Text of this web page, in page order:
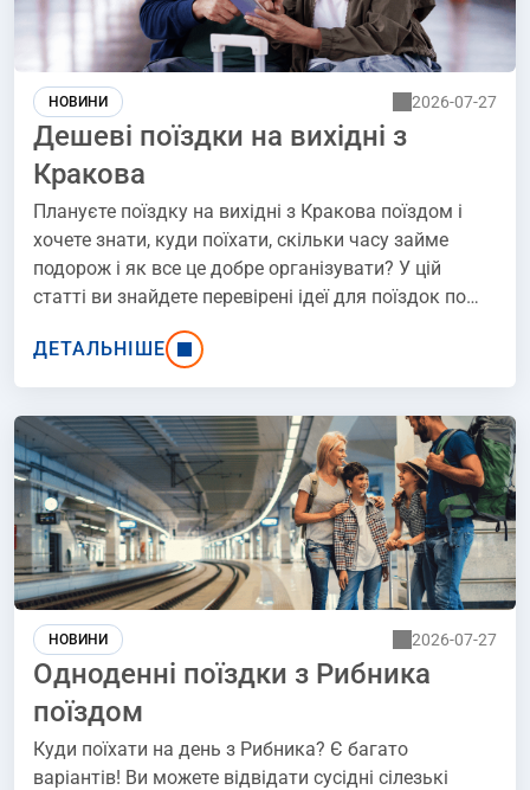
НОВИНИ 2026-07-27
Дешеві поїздки на вихідні з
Кракова
Плануєте поїздку на вихідні з Кракова поїздом і
хочете знати, куди поїхати, скільки часу займе
подорож і як все це добре організувати? У цій
статті ви знайдете перевірені ідеї для поїздок по
Польщі та за кордон - від Гдині та Познані до
Будапешту. Ми також підкажемо, де краще
перевіряти розклади, купувати квитки та
планувати проживання, щоб отримати максимум
користі від 2-3 днів, проведених поза Краковом.
ДЕТАЛЬНІШЕ
НОВИНИ 2026-07-27
Одноденні поїздки з Рибника
поїздом
Куди поїхати на день з Рибника? Є багато
варіантів! Ви можете відвідати сусідні сілезькі